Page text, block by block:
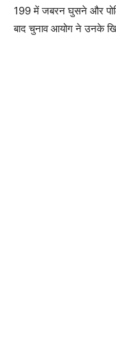
199 में जबरन घुसने और
बाद चुनाव आयोग ने उनके